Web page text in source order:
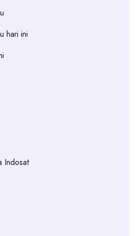
hari ini
Indosat